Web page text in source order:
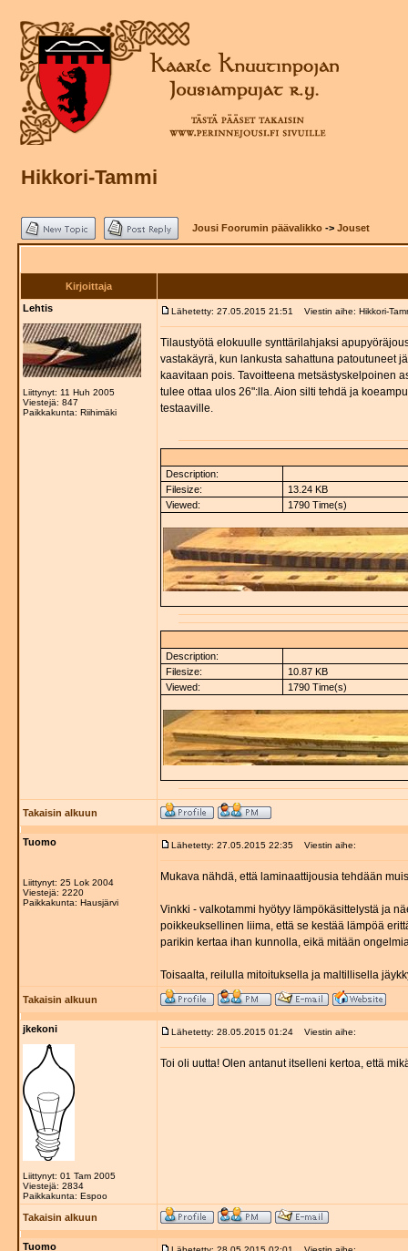
Hikkori-Tammi
Jousi Foorumin päävalikko -> Jouset
Kirjoittaja
Lehtis
Liittynyt: 11 Huh 2005
Viestejä: 847
Paikkakunta: Riihimäki
Lähetetty: 27.05.2015 21:51 Viestin aihe: Hikkori-
Tilaustyötä elokuulle synttärilahjaksi
vastakäyrä, kun lankusta sahattuna patoutuneet
kaavitaan pois. Tavoitteena metsästyskelpoinen
tulee ottaa ulos 26":lla. Aion silti tehdä ja
testaaville.
Description:
Filesize:
13.24 KB
Viewed:
1790 Time(s)
Description:
Filesize:
10.87 KB
Viewed:
1790 Time(s)
Takaisin alkuun
Tuomo
Liittynyt: 25 Lok 2004
Viestejä: 2220
Paikkakunta: Hausjärvi
Lähetetty: 27.05.2015 22:35 Viestin aihe:
Mukava nähdä, että laminaattijousia tehdään
Vinkki - valkotammi hyötyy lämpökäsittelystä ja
poikkeuksellinen liima, että se kestää lämpöä
parikin kertaa ihan kunnolla, eikä mitään
Toisaalta, reilulla mitoituksella ja maltillisella
Takaisin alkuun
jkekoni
Liittynyt: 01 Tam 2005
Viestejä: 2834
Paikkakunta: Espoo
Lähetetty: 28.05.2015 01:24 Viestin aihe:
Toi oli uutta! Olen antanut itselleni kertoa, että
Takaisin alkuun
Tuomo